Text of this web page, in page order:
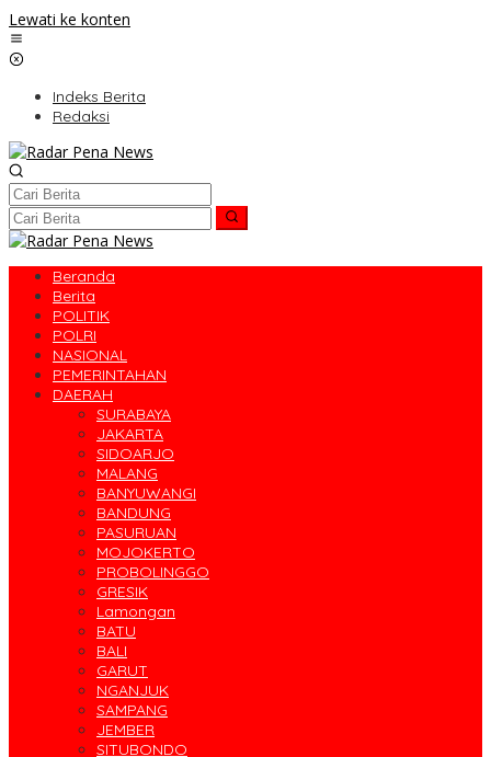
Lewati ke konten
Indeks Berita
Redaksi
Beranda
Berita
POLITIK
POLRI
NASIONAL
PEMERINTAHAN
DAERAH
SURABAYA
JAKARTA
SIDOARJO
MALANG
BANYUWANGI
BANDUNG
PASURUAN
MOJOKERTO
PROBOLINGGO
GRESIK
Lamongan
BATU
BALI
GARUT
NGANJUK
SAMPANG
JEMBER
SITUBONDO